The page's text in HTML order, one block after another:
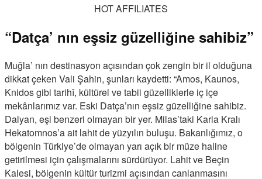
HOT AFFILIATES
“Datça’ nın eşsiz güzelliğine sahibiz”
Muğla’ nın destinasyon açısından çok zengin bir il olduğuna
dikkat çeken Vali Şahin, şunları kaydetti: “Amos, Kaunos,
Knidos gibi tarihî, kültürel ve tabii güzelliklerle iç içe
mekânlarımız var. Eski Datça’nın eşsiz güzelliğine sahibiz.
Dalyan, eşi benzeri olmayan bir yer. Milas’taki Karia Kralı
Hekatomnos’a ait lahit de yüzyılın buluşu. Bakanlığımız, o
bölgenin Türkiye’de olmayan yarı açık bir müze haline
getirilmesi için çalışmalarını sürdürüyor. Lahit ve Beçin
Kalesi, bölgenin kültür turizmi açısından canlanmasını